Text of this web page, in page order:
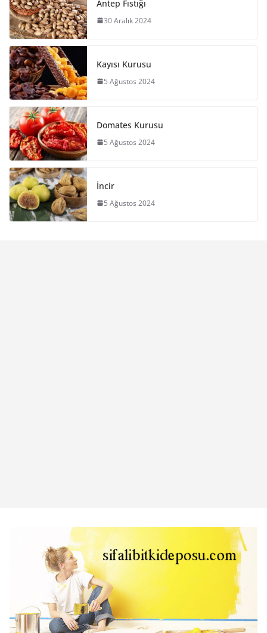
Antep Fıstığı
30 Aralık 2024
Kayısı Kurusu
5 Ağustos 2024
Domates Kurusu
5 Ağustos 2024
İncir
5 Ağustos 2024